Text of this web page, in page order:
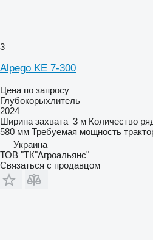
3
Alpego KE 7-300
Цена по запросу
Глубокорыхлитель
2024
Ширина захвата 3 м Количество
580 мм Требуемая мощность
Украина
ТОВ "ТК"Агроальянс"
Связаться с продавцом